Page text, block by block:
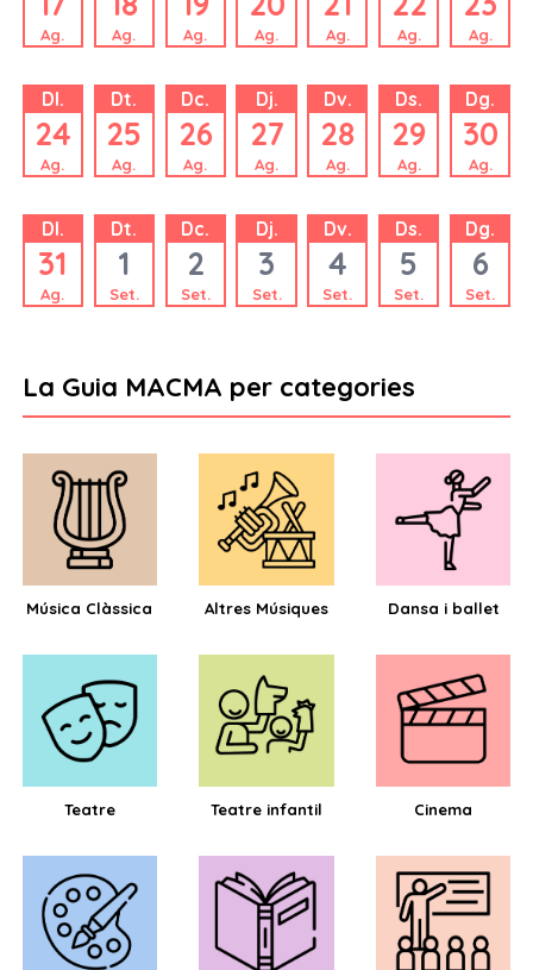
Ag. Ag. Ag. Ag. Ag. Ag. Ag.
Dl.
24
Ag.
Dt.
25
Ag.
Dc.
26
Ag.
Dj.
27
Ag.
Dv.
28
Ag.
Ds.
29
Ag.
Dg.
30
Ag.
Dl.
31
Ag.
Dt.
1
Set.
Dc.
2
Set.
Dj.
3
Set.
Dv.
4
Set.
Ds.
5
Set.
Dg.
6
Set.
La Guia MACMA per categories
Música Clàssica Altres Músiques Dansa i ballet
Teatre Teatre infantil Cinema